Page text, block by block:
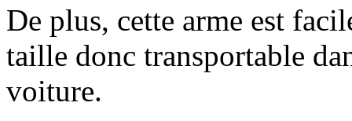
De plus, cette arme est
taille donc transportable
voiture.